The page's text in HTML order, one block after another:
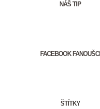
NÁŠ TIP
FACEBOOK FANOUŠCI
ŠTÍTKY